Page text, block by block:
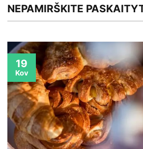
NEPAMIRŠKITE
19
Kov